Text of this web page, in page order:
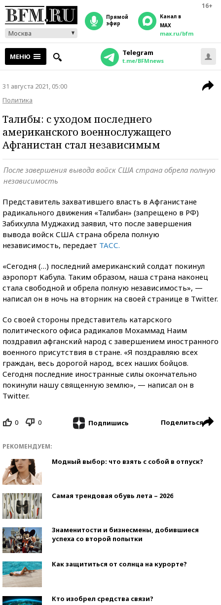
16+
Москва
прямой
эфир
Канал в
MAX
max.ru/bfm
МЕНЮ Telegram
t.me/BFMnews
31 августа 2021, 05:00
Политика
Талибы: с уходом последнего
американского военнослужащего
Афганистан стал независимым
После завершения вывода войск США страна обрела полную
независимость
Представитель захватившего власть в Афганистане
радикального движения «Талибан» (запрещено в РФ)
Забихулла Муджахид заявил, что после завершения
вывода войск США страна обрела полную
независимость, передает ТАСС.
«Сегодня (…) последний американский солдат покинул
аэропорт Кабула. Таким образом, наша страна наконец
стала свободной и обрела полную независимость», —
написал он в ночь на вторник на своей странице в Twitter.
Со своей стороны представитель катарского
политического офиса радикалов Мохаммад Наим
поздравил афганский народ с завершением иностранного
военного присутствия в стране. «Я поздравляю всех
граждан, весь дорогой народ, всех наших бойцов.
Сегодня последние иностранные силы окончательно
покинули нашу священную землю», — написал он в
Twitter.
0 0 Подпишись Поделиться
РЕКОМЕНДУЕМ:
Модный выбор: что взять с собой в отпуск?
Самая трендовая обувь лета – 2026
Знаменитости и бизнесмены, добившиеся
успеха со второй попытки
Как защититься от солнца на курорте?
Кто изобрел средства связи?